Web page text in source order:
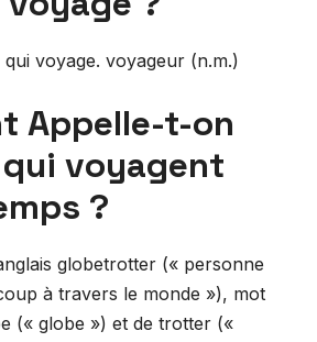
voyage. voyageur (n.m.)
Appelle-t-on
voyagent
?
globetrotter (« personne
à travers le monde »), mot
(« globe ») et de trotter («